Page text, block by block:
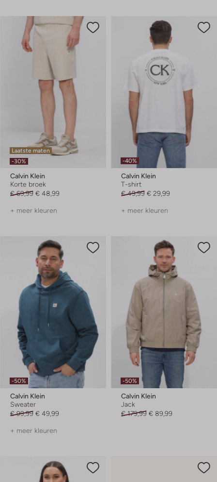
Laatste maten
-30%
Calvin Klein
Korte broek
€ 69,99 € 48,99
+ meer kleuren
-40%
Calvin Klein
T-shirt
€ 49,99 € 29,99
+ meer kleuren
-50%
Calvin Klein
Sweater
€ 99,99 € 49,99
+ meer kleuren
-50%
Calvin Klein
Jack
€ 179,99 € 89,99